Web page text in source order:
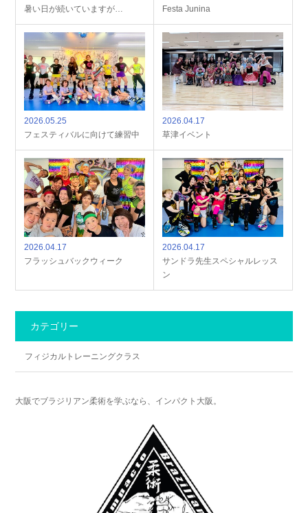
暑い日が続いていますが…
Festa Junina
2026.05.25
フェスティバルに向けて練習中
2026.04.17
草津イベント
2026.04.17
フラッシュバックウィーク
2026.04.17
サンドラ先生スペシャルレッス
ン
カテゴリー
フィジカルトレーニングクラス
大阪でブラジリアン柔術を学ぶなら、インパクト大阪。